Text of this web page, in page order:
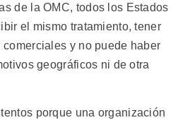
de la OMC, todos los Estados
el mismo tratamiento, tener
comerciales y no puede haber
geográficos ni de otra
porque una organización